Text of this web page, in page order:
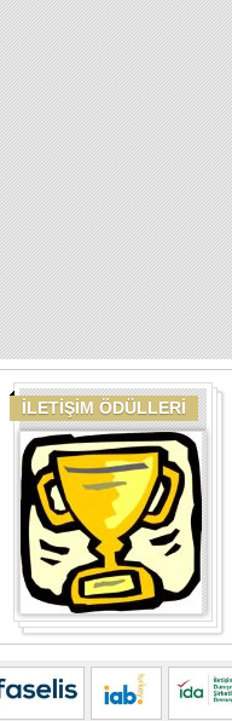
İLETİŞİM ÖDÜLLERİ